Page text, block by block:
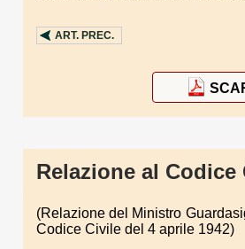
ART. PREC.
Relazione al Codice
(Relazione del Ministro
Codice Civile del 4 aprile 1942)